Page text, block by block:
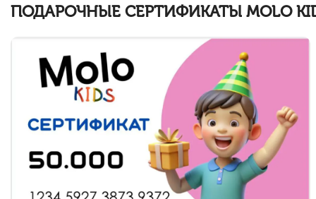
ПОДАРОЧНЫЕ СЕРТИФИКАТЫ MOLO